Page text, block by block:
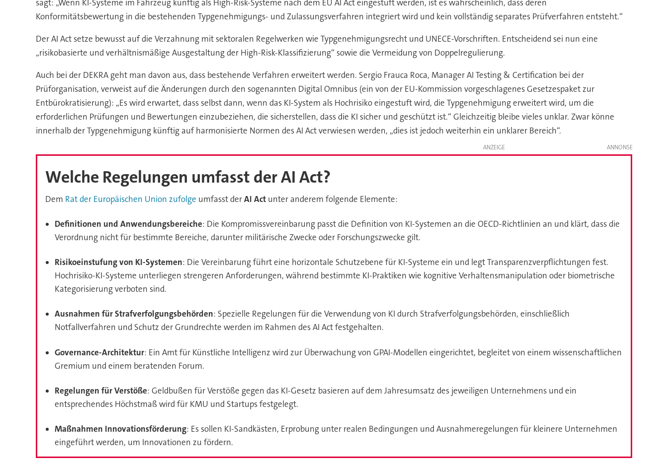
sagt: „Wenn KI-Systeme im Fahrzeug künftig als High-Risk-Systeme nach dem EU AI Act eingestuft werden, ist es wahrscheinlich, dass deren
Konformitätsbewertung in die bestehenden Typgenehmigungs- und Zulassungsverfahren integriert wird und kein vollständig separates Prüfverfahren entsteht.“
Der AI Act setze bewusst auf die Verzahnung mit sektoralen Regelwerken wie Typgenehmigungsrecht und UNECE-Vorschriften. Entscheidend sei nun eine
„risikobasierte und verhältnismäßige Ausgestaltung der High-Risk-Klassifizierung“ sowie die Vermeidung von Doppelregulierung.
Auch bei der DEKRA geht man davon aus, dass bestehende Verfahren erweitert werden. Sergio Frauca Roca, Manager AI Testing & Certification bei der
Prüforganisation, verweist auf die Änderungen durch den sogenannten Digital Omnibus (ein von der EU-Kommission vorgeschlagenes Gesetzespaket zur
Entbürokratisierung): „Es wird erwartet, dass selbst dann, wenn das KI-System als Hochrisiko eingestuft wird, die Typgenehmigung erweitert wird, um die
erforderlichen Prüfungen und Bewertungen einzubeziehen, die sicherstellen, dass die KI sicher und geschützt ist.“ Gleichzeitig bleibe vieles unklar. Zwar könne
innerhalb der Typgenehmigung künftig auf harmonisierte Normen des AI Act verwiesen werden, „dies ist jedoch weiterhin ein unklarer Bereich“.
ANZEIGE
Welche Regelungen umfasst der AI Act?
Dem Rat der Europäischen Union zufolge umfasst derAI Act unter anderem folgende Elemente:
Definitionen und Anwendungsbereiche: Die Kompromissvereinbarung passt die Definition von KI-Systemen an die OECD-Richtlinien an und klärt, dass die
Verordnung nicht für bestimmte Bereiche, darunter militärische Zwecke oder Forschungszwecke gilt.
Risikoeinstufung von KI-Systemen: Die Vereinbarung führt eine horizontale Schutzebene für KI-Systeme ein und legt Transparenzverpflichtungen fest.
Hochrisiko-KI-Systeme unterliegen strengeren Anforderungen, während bestimmte KI-Praktiken wie kognitive Verhaltensmanipulation oder biometrische
Kategorisierung verboten sind.
Ausnahmen für Strafverfolgungsbehörden: Spezielle Regelungen für die Verwendung von KI durch Strafverfolgungsbehörden, einschließlich
Notfallverfahren und Schutz der Grundrechte werden im Rahmen des AI Act festgehalten.
Governance-Architektur: Ein Amt für Künstliche Intelligenz wird zur Überwachung von GPAI-Modellen eingerichtet, begleitet von einem wissenschaftlichen
Gremium und einem beratenden Forum.
Regelungen für Verstöße: Geldbußen für Verstöße gegen das KI-Gesetz basieren auf dem Jahresumsatz des jeweiligen Unternehmens und ein
entsprechendes Höchstmaß wird für KMU und Startups festgelegt.
Maßnahmen Innovationsförderung: Es sollen KI-Sandkästen, Erprobung unter realen Bedingungen und Ausnahmeregelungen für kleinere Unternehmen
eingeführt werden, um Innovationen zu fördern.